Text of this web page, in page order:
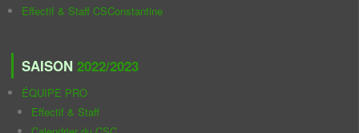
Effectif & Staff CSConstantine
SAISON 2022/2023
ÉQUIPE PRO
Effectif & Staff